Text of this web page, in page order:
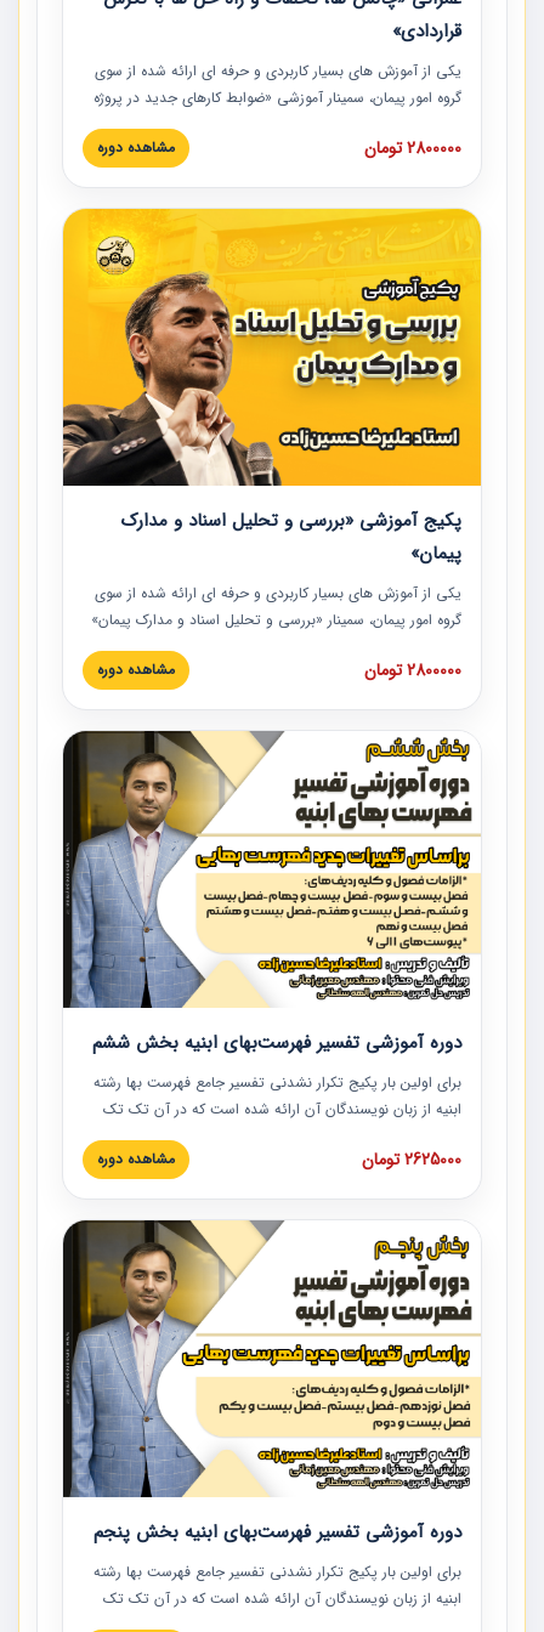
قراردادی»
یکی از آموزش‏‏‏‏‏‏ های بسیار کاربردی و حرفه‏ ای ارائه شده از سوی
گروه امور پیمان، سمینار آموزشی «ضوابط کارهای جدید در پروژه
های عمرانی» چالش ها، تخلفات و راه حل ها با نگرش قراردادی
است که در محل سندیکای شرکت های ساختمانی کشور ارائه شد.
مدارک پیمان به همراه تجربیات عملی ارائه شده است.
2800000 تومان مشاهده دوره
پکیج آموزشی «بررسی و تحلیل اسناد و مدارک
پیمان»
یکی از آموزش‏‏‏‏‏‏ های بسیار کاربردی و حرفه‏ ای ارائه شده از سوی
گروه امور پیمان، سمینار «بررسی و تحلیل اسناد و مدارک پیمان»
است که در دانشگاه صنعتی شریف ارائه شد. در این آموزش
نکات کلیدی مربوط به اسناد و مدارک پیمان، اولویت بندی اسناد
پیمان به همراه تجربیات عملی در این خصوص ارائه شده است.
2800000 تومان مشاهده دوره
دوره آموزشی تفسیر فهرست‌بهای ابنیه بخش ششم
برای اولین بار پکیج تکرار نشدنی تفسیر جامع فهرست بها رشته
ابنیه از زبان نویسندگان آن ارائه شده است که در آن تک تک
ردیف ها و مطالب فهرست بها تفسیر و ارائه شده است. این
دوره به صورت کامل تصویری بوده و به همراه تصاویر عملیات
دوره با کلام مهندس علیرضاحسین‌زاده مدیر پروژه مهندسی
مشاور در امر بازنگری فهرست بها رشته ابنیه ارائه شده و به تمام
همکارانی که در حوزه صنعت ساخت در حال فعالیت هستند حتما
توصیه می کنیم از مطالب این دوره استفاده نمایند.
2625000 تومان مشاهده دوره
دوره آموزشی تفسیر فهرست‌بهای ابنیه بخش پنجم
برای اولین بار پکیج تکرار نشدنی تفسیر جامع فهرست بها رشته
ابنیه از زبان نویسندگان آن ارائه شده است که در آن تک تک
ردیف ها و مطالب فهرست بها تفسیر و ارائه شده است. این